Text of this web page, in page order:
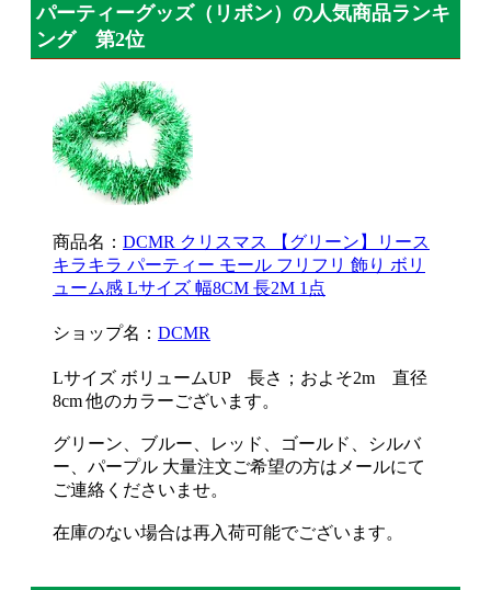
パーティーグッズ（リボン）の人気商品ランキ
ング 第2位
商品名： DCMR クリスマス 【グリーン】リース
キラキラ パーティー モール フリフリ 飾り ボリ
ューム感 Lサイズ 幅8CM 長2M 1点
ショップ名： DCMR
Lサイズ ボリュームUP 長さ；およそ2m 直径
8cm 他のカラーございます。
グリーン、ブルー、レッド、ゴールド、シルバ
ー、パープル 大量注文ご希望の方はメールにて
ご連絡くださいませ。
在庫のない場合は再入荷可能でございます。